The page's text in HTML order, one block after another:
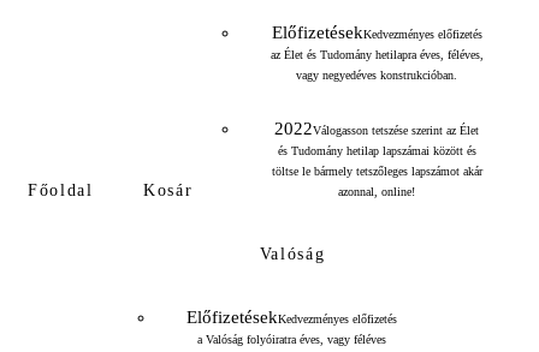
Főoldal Kosár
ElőfizetésekKedvezményes előfizetés
az Élet és Tudomány hetilapra éves, féléves,
vagy negyedéves konstrukcióban.
2022Válogasson tetszése szerint az Élet
és Tudomány hetilap lapszámai között és
töltse le bármely tetszőleges lapszámot akár
azonnal, online!
Valóság
ElőfizetésekKedvezményes előfizetés
a Valóság folyóiratra éves, vagy féléves